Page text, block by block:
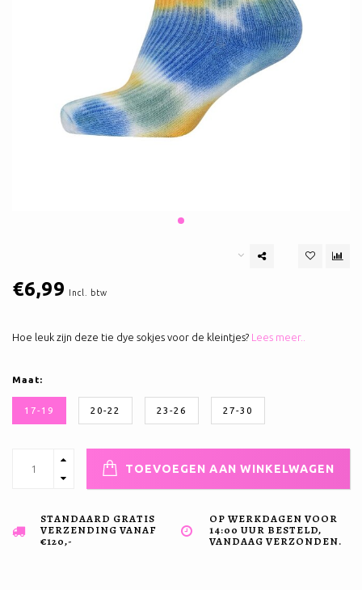
€6,99 Incl. btw
Hoe leuk zijn deze tie dye sokjes voor de kleintjes? Lees meer..
Maat:
17-19 20-22 23-26 27-30
TOEVOEGEN AAN WINKELWAGEN
STANDAARD GRATIS
VERZENDING VANAF
€120,-
OP WERKDAGEN VOOR
14:00 UUR BESTELD,
VANDAAG VERZONDEN.